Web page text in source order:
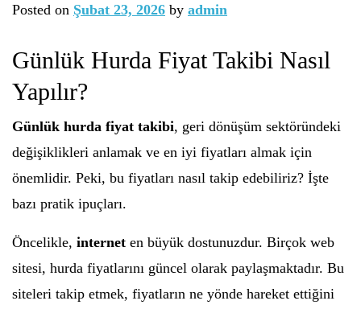
Posted on Şubat 23, 2026 by admin
Günlük Hurda Fiyat Takibi Nasıl
Yapılır?
Günlük hurda fiyat takibi, geri dönüşüm sektöründeki
değişiklikleri anlamak ve en iyi fiyatları almak için
önemlidir. Peki, bu fiyatları nasıl takip edebiliriz? İşte
bazı pratik ipuçları.
Öncelikle, internet en büyük dostunuzdur. Birçok web
sitesi, hurda fiyatlarını güncel olarak paylaşmaktadır. Bu
siteleri takip etmek, fiyatların ne yönde hareket ettiğini